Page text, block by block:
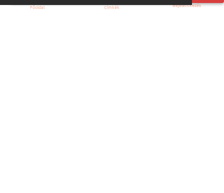
Főoldal Címkék Bejelentkezés